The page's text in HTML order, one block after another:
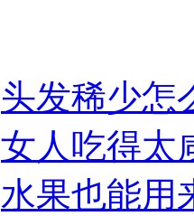
头发稀少怎
女人吃得太
水果也能用